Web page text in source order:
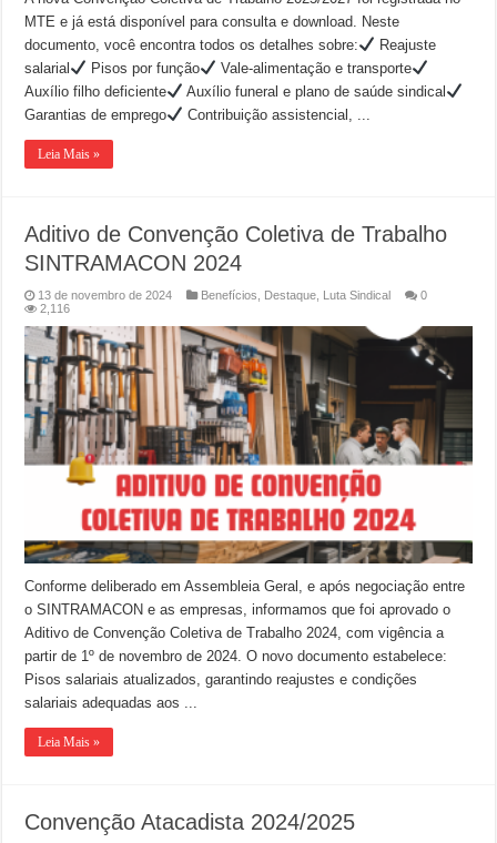
MTE e já está disponível para consulta e download. Neste
documento, você encontra todos os detalhes sobre:
Reajuste
salarial
Pisos por função
Vale-alimentação e transporte
Auxílio filho deficiente
Auxílio funeral e plano de saúde sindical
Garantias de emprego
Contribuição assistencial, ...
Leia Mais »
Aditivo de Convenção Coletiva de Trabalho
SINTRAMACON 2024
13 de novembro de 2024 Benefícios Destaque Luta Sindical
0
2,116
Conforme deliberado em Assembleia Geral, e após negociação entre
o SINTRAMACON e as empresas, informamos que foi aprovado o
Aditivo de Convenção Coletiva de Trabalho 2024, com vigência a
partir de 1º de novembro de 2024. O novo documento estabelece:
Pisos salariais atualizados, garantindo reajustes e condições
salariais adequadas aos ...
Leia Mais »
Convenção Atacadista 2024/2025